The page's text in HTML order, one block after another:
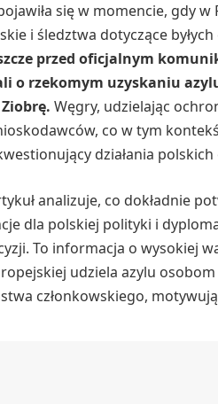
się w momencie, gdy
i śledztwa dotyczące
przed oficjalnym
o rzekomym uzyskaniu
Węgry, udzielając
co w tym
działania
analizuje, co dokładnie
dla polskiej polityki i
To informacja o wysokiej
udziela azylu
członkowskiego,